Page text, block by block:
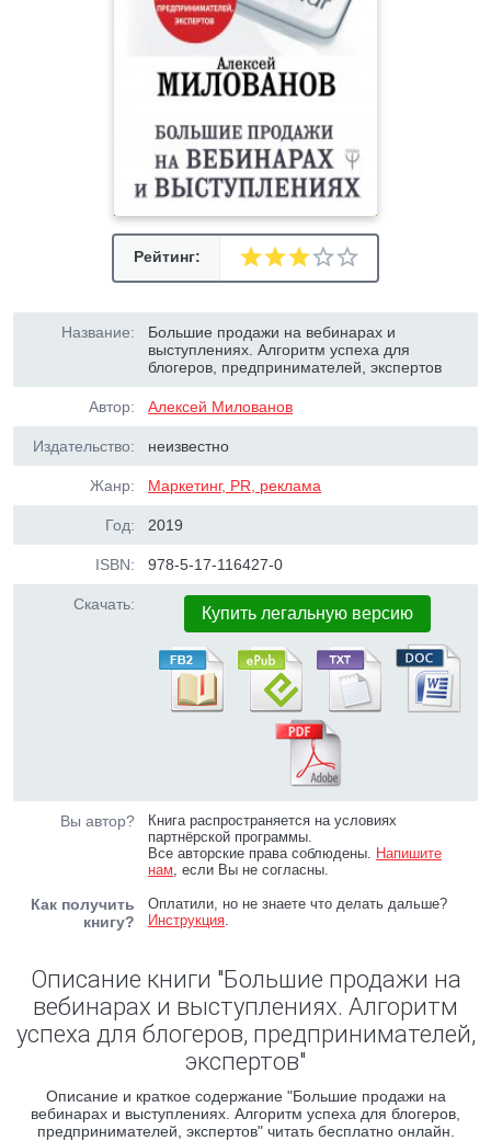
Рейтинг:
Название:
Большие продажи на вебинарах и
выступлениях. Алгоритм успеха для
блогеров, предпринимателей, экспертов
Автор: Алексей Милованов
Издательство: неизвестно
Жанр: Маркетинг, PR, реклама
Год: 2019
ISBN: 978-5-17-116427-0
Скачать: Купить легальную версию
Вы автор?
Книга распространяется на условиях
партнёрской программы.
Все авторские права соблюдены. Напишите
нам, если Вы не согласны.
Как получить
книгу?
Оплатили, но не знаете что делать дальше?
Инструкция.
Описание книги "Большие продажи на
вебинарах и выступлениях. Алгоритм
успеха для блогеров, предпринимателей,
экспертов"
Описание и краткое содержание "Большие продажи на
вебинарах и выступлениях. Алгоритм успеха для блогеров,
предпринимателей, экспертов" читать бесплатно онлайн.